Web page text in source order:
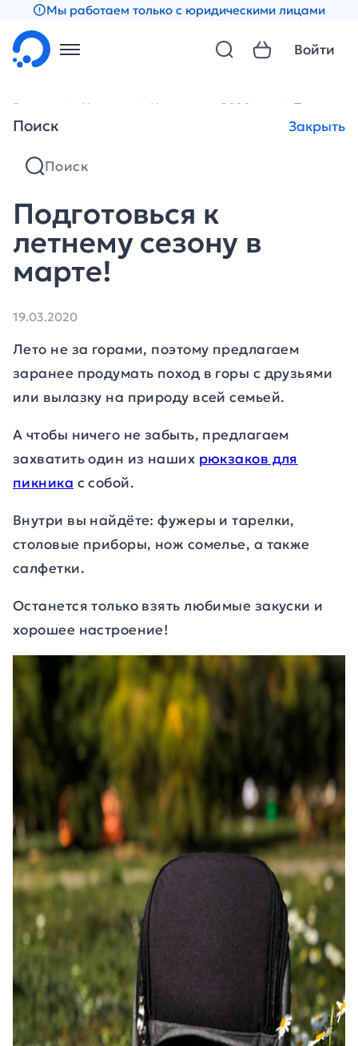
Мы работаем только с юридическими лицами
Поиск Закрыть
Войти
Главная Новости Новости за 2020 год
Подготовься к
летнему сезону в
марте!
19.03.2020
Лето не за горами, поэтому предлагаем
заранее продумать поход в горы с друзьями
или вылазку на природу всей семьей.
А чтобы ничего не забыть, предлагаем
захватить один из наших рюкзаков для
пикника с собой.
Внутри вы найдёте: фужеры и тарелки,
столовые приборы, нож сомелье, а также
салфетки.
Останется только взять любимые закуски и
хорошее настроение!